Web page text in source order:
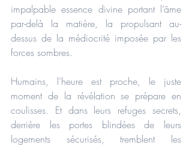
impalpable essence divine portant l’âme
par-delà la matière, la propulsant au-
dessus de la médiocrité imposée par les
forces sombres.
Humains, l’heure est proche, le juste
moment de la révélation se prépare en
coulisses. Et dans leurs refuges secrets,
derrière les portes blindées de leurs
logements sécurisés, tremblent les